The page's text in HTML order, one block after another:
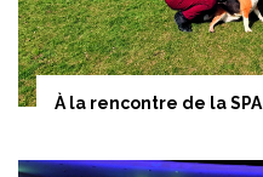
À la rencontre de la SPA